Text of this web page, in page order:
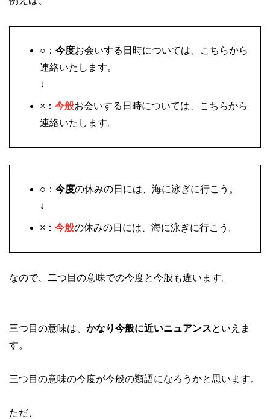
○： 今度お会いする日時については、こちらから
連絡いたします。
↓
×： 今般お会いする日時については、こちらから
連絡いたします。
○： 今度の休みの日には、海に泳ぎに行こう。
↓
×： 今般の休みの日には、海に泳ぎに行こう。
なので、二つ目の意味での今度と今般も違います。
三つ目の意味は、 かなり今般に近いニュアンスといえま
す。
三つ目の意味の今度が今般の類語になろうかと思います。
ただ、